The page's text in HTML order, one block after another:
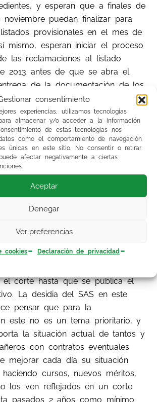
consentimiento
experiencias, utilizamos tecnologías
almacenar y/o acceder a la información
de estas tecnologías nos
como el comportamiento de navegación
únicas en este sitio. No consentir o retirar
afectar negativamente a ciertas
Aceptar
Denegar
Ver preferencias
cookies Declaración de privacidad
y esperan que a finales de
puedan finalizar para
provisionales en el mes de
mismo, esperan iniciar el proceso
las reclamaciones al listado
2013 antes de que se abra el
de la documentación de los
al corte de 2014, que
el 15 de enero de
manera, pretenden evitar la
en el tiempo de la entrega de
del corte de 2014 con las
las alegaciones al listado
corte de 2013.
una y otra vez, en cada una de
que mantenemos con la
de Bolsa Única debe ser mucho
corte hasta que se publica el
La desidia del SAS en este
pensar que para la
este no es un tema prioritario, y
la situación actual de tantos y
con contratos eventuales
mejorar cada día su situación
haciendo cursos, nuevos méritos,
los ven reflejados en un corte
pasados 2 años como mínimo.